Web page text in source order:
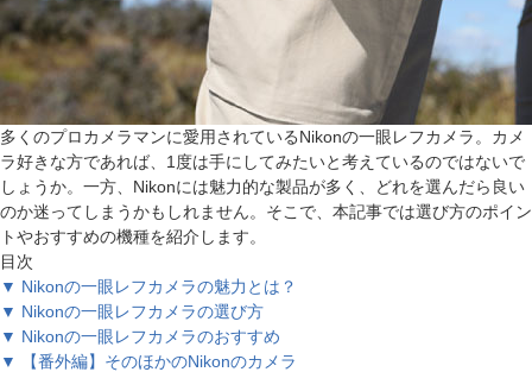
多くのプロカメラマンに愛用されているNikonの一眼レフカメラ。カメ
ラ好きな方であれば、1度は手にしてみたいと考えているのではないで
しょうか。一方、Nikonには魅力的な製品が多く、どれを選んだら良い
のか迷ってしまうかもしれません。そこで、本記事では選び方のポイン
トやおすすめの機種を紹介します。
目次
▼ Nikonの一眼レフカメラの魅力とは？
▼ Nikonの一眼レフカメラの選び方
▼ Nikonの一眼レフカメラのおすすめ
▼ 【番外編】そのほかのNikonのカメラ